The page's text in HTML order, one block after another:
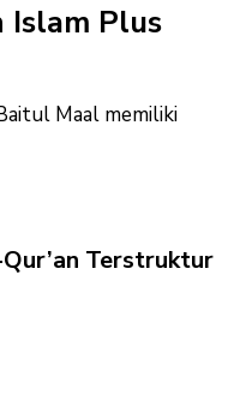
Islam Plus
Maal memiliki
Terstruktur